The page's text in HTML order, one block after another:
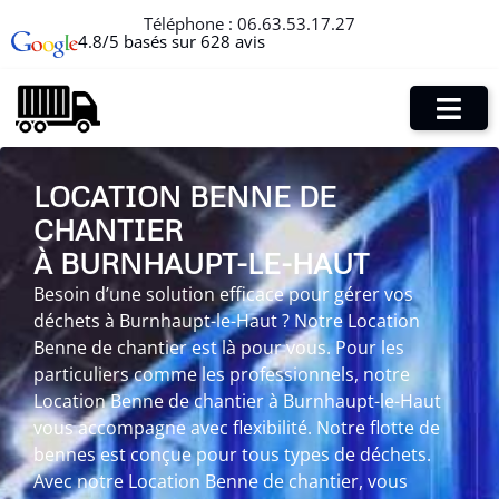
Téléphone : 06.63.53.17.27
4.8/5 basés sur 628 avis
LOCATION BENNE DE
CHANTIER
À BURNHAUPT-LE-HAUT
Besoin d’une solution efficace pour gérer vos
déchets à Burnhaupt-le-Haut ? Notre Location
Benne de chantier est là pour vous. Pour les
particuliers comme les professionnels, notre
Location Benne de chantier à Burnhaupt-le-Haut
vous accompagne avec flexibilité. Notre flotte de
bennes est conçue pour tous types de déchets.
Avec notre Location Benne de chantier, vous